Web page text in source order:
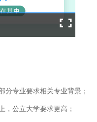
分专业要求相关专业背景；
，公立大学要求更高；